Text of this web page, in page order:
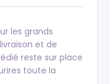
les grands
et de
reste sur place
toute la